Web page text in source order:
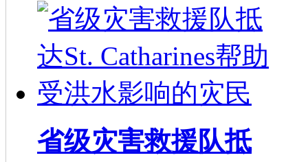
省级灾害救援队抵